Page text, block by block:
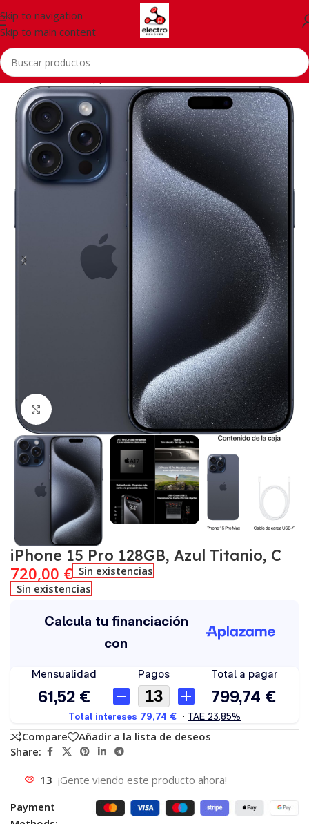
Skip to navigation
Skip to main content
Inicio/Telefonía/Apple iPhone
Click to enlarge
iPhone 15 Pro 128GB, Azul Titanio, C
720,00 € Sin existencias
Sin existencias
Compare
Añadir a la lista de deseos
Share:
13 ¡Gente viendo este producto ahora!
Payment